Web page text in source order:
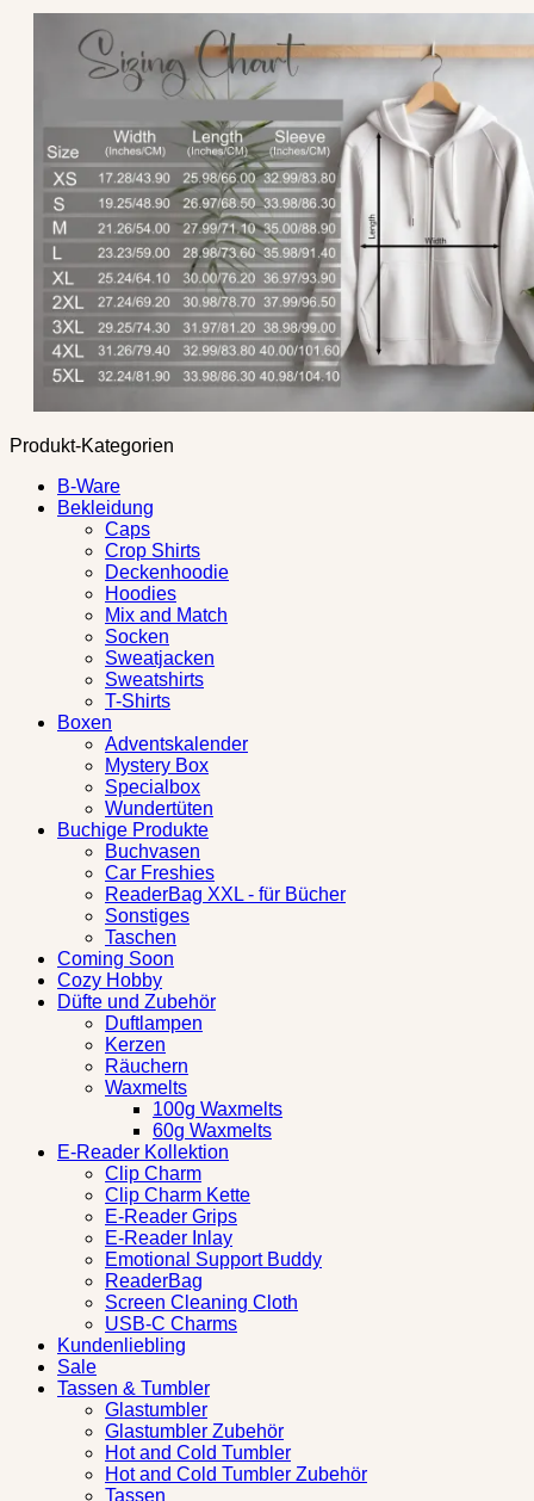
Produkt-Kategorien
B-Ware
Bekleidung
Caps
Crop Shirts
Deckenhoodie
Hoodies
Mix and Match
Socken
Sweatjacken
Sweatshirts
T-Shirts
Boxen
Adventskalender
Mystery Box
Specialbox
Wundertüten
Buchige Produkte
Buchvasen
Car Freshies
ReaderBag XXL - für Bücher
Sonstiges
Taschen
Coming Soon
Cozy Hobby
Düfte und Zubehör
Duftlampen
Kerzen
Räuchern
Waxmelts
100g Waxmelts
60g Waxmelts
E-Reader Kollektion
Clip Charm
Clip Charm Kette
E-Reader Grips
E-Reader Inlay
Emotional Support Buddy
ReaderBag
Screen Cleaning Cloth
USB-C Charms
Kundenliebling
Sale
Tassen & Tumbler
Glastumbler
Glastumbler Zubehör
Hot and Cold Tumbler
Hot and Cold Tumbler Zubehör
Tassen